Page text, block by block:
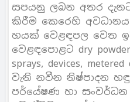
සපයනු ලබන අතර
කිරීම කෙරෙහි
හයක් වෙළඳපල වෙත
වෙළඳපොළට dry powder
sprays, devices,
වැනි නවීන නිෂ්පාදන
පර්යේෂණ හා